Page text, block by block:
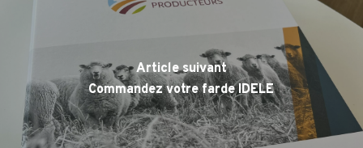
Article suivant
Commandez votre farde IDELE